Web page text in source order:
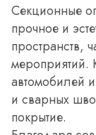
Секционные
прочное и
пространств,
мероприятий.
автомобилей
и сварных
покрытие.